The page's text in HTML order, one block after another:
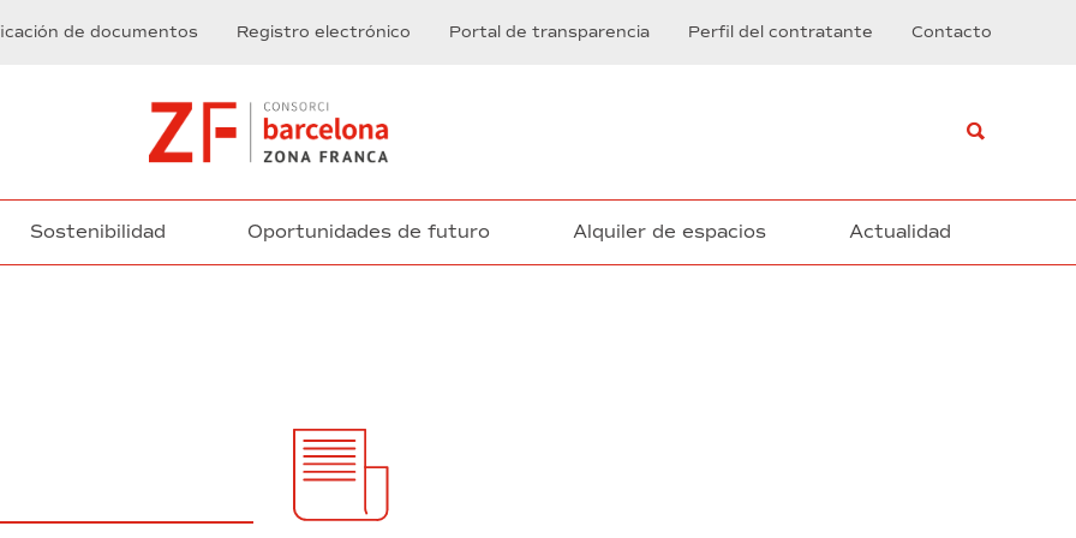
de documentos Registro electrónico Portal de transparencia Perfil del contratante Contacto
Sostenibilidad Oportunidades de futuro Alquiler de espacios Actualidad